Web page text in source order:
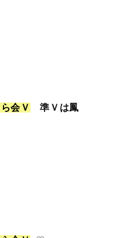
ら会Ｖ
準Ｖは鳳